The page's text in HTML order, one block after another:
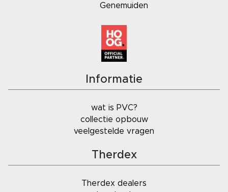
Genemuiden
Informatie
wat is PVC?
collectie opbouw
veelgestelde vragen
Therdex
Therdex dealers